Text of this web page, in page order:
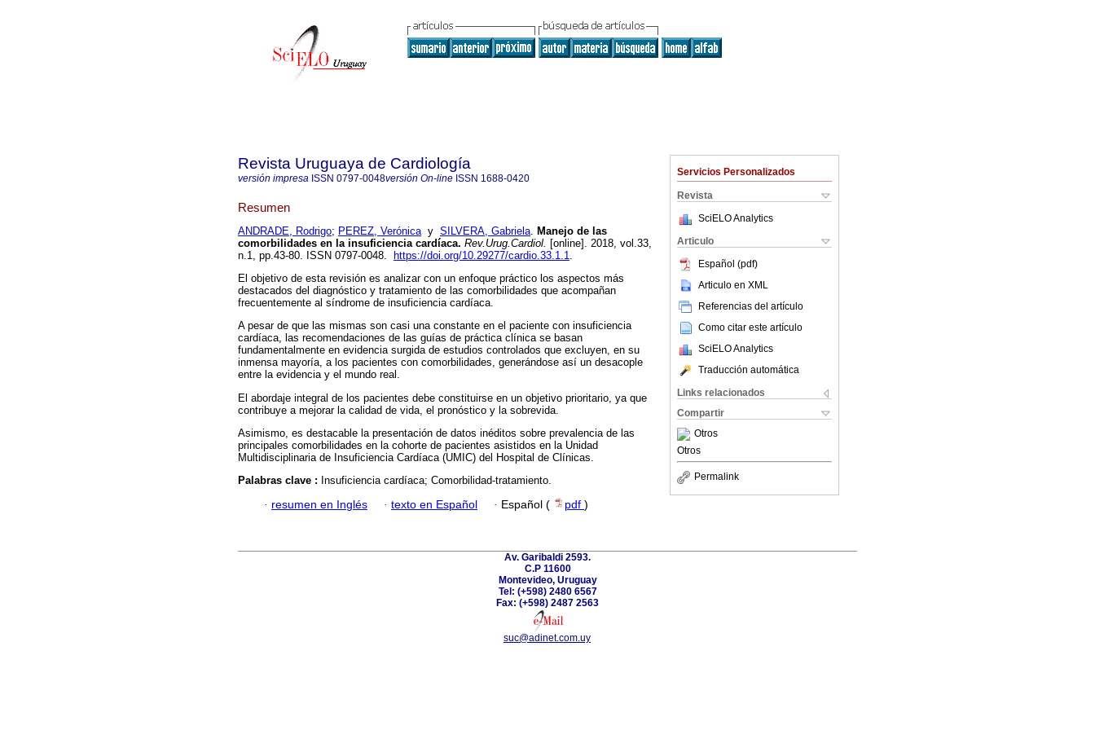
Servicios Personalizados
Revista
SciELO Analytics
Articulo
Español (pdf)
Articulo en XML
Referencias del artículo
Como citar este artículo
SciELO Analytics
Traducción automática
Links relacionados
Compartir
Otros
Otros
Permalink
Revista Uruguaya de Cardiología
versión impresa ISSN 0797-0048versión On-line ISSN 1688-0420
Resumen
ANDRADE, Rodrigo; PEREZ, Verónicay SILVERA, Gabriela. Manejo de las
comorbilidades en la insuficiencia cardíaca. Rev.Urug.Cardiol. [online]. 2018, vol.33,
n.1, pp.43-80. ISSN 0797-0048.
https://doi.org/10.29277/cardio.33.1.1.
El objetivo de esta revisión es analizar con un enfoque práctico los aspectos más
destacados del diagnóstico y tratamiento de las comorbilidades que acompañan
frecuentemente al síndrome de insuficiencia cardíaca.
A pesar de que las mismas son casi una constante en el paciente con insuficiencia
cardíaca, las recomendaciones de las guías de práctica clínica se basan
fundamentalmente en evidencia surgida de estudios controlados que excluyen, en su
inmensa mayoría, a los pacientes con comorbilidades, generándose así un desacople
entre la evidencia y el mundo real.
El abordaje integral de los pacientes debe constituirse en un objetivo prioritario, ya que
contribuye a mejorar la calidad de vida, el pronóstico y la sobrevida.
Asimismo, es destacable la presentación de datos inéditos sobre prevalencia de las
principales comorbilidades en la cohorte de pacientes asistidos en la Unidad
Multidisciplinaria de Insuficiencia Cardíaca (UMIC) del Hospital de Clínicas.
Palabras clave : Insuficiencia cardíaca; Comorbilidad-tratamiento.
· resumen en Inglés · texto en Español · Español ( pdf )
Av. Garibaldi 2593.
C.P 11600
Montevideo, Uruguay
Tel: (+598) 2480 6567
Fax: (+598) 2487 2563
suc@adinet.com.uy